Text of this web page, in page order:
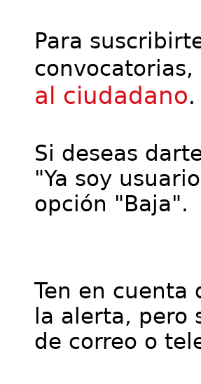
Para
al ciudadano.
Si deseas
"Ya soy
opción "Baja".
Ten en cuenta
la alerta, pero
de correo o